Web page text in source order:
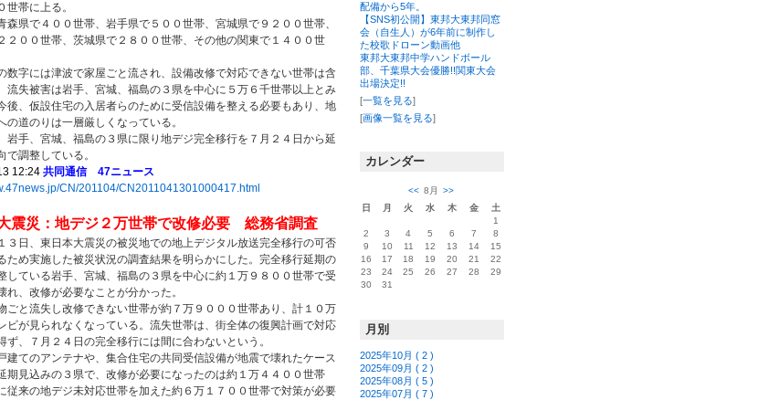
世帯に上る。
森県で４００世帯、岩手県で５００世帯、宮城県で９２００世帯、
２００世帯、茨城県で２８００世帯、その他の関東で１４００世
数字には津波で家屋ごと流され、設備改修で対応できない世帯は含
流失被害は岩手、宮城、福島の３県を中心に５万６千世帯以上とみ
後、仮設住宅の入居者らのために受信設備を整える必要もあり、地
の道のりは一層厳しくなっている。
岩手、宮城、福島の３県に限り地デジ完全移行を７月２４日から延
で調整している。
12:24 共同通信 47ニュース
CN/201104/CN2011041301000417.html
震災：地デジ２万世帯で改修必要 総務省調査
３日、東日本大震災の被災地での地上デジタル放送完全移行の可否
ため実施した被災状況の調査結果を明らかにした。完全移行延期の
している岩手、宮城、福島の３県を中心に約１万９８００世帯で受
れ、改修が必要なことが分かった。
ごと流失し改修できない世帯が約７万９０００世帯あり、計１０万
ビが見られなくなっている。流失世帯は、街全体の復興計画で対応
ず、７月２４日の完全移行には間に合わないという。
建てのアンテナや、集合住宅の共同受信設備が地震で壊れたケース
期見込みの３県で、改修が必要になったのは約１万４４００世帯
従来の地デジ未対応世帯を加えた約６万１７００世帯で対策が必要
配備から5年。
【SNS初公開】東邦大東邦同窓
会（自生人）が6年前に制作し
た校歌ドローン動画他
東邦大東邦中学ハンドボール
部、千葉県大会優勝!!関東大会
出場決定!!
[一覧を見る]
[画像一覧を見る]
カレンダー
<< 8月
>>
日
月 火 水 木 金
土
1
2
3 4 5 6 7
8
9
10 11 12 13 14
15
16
17 18 19 20 21
22
23
24 25 26 27 28
29
30
31
月別
2025年10月 ( 2 )
2025年09月 ( 2 )
2025年08月 ( 5 )
2025年07月 ( 7 )